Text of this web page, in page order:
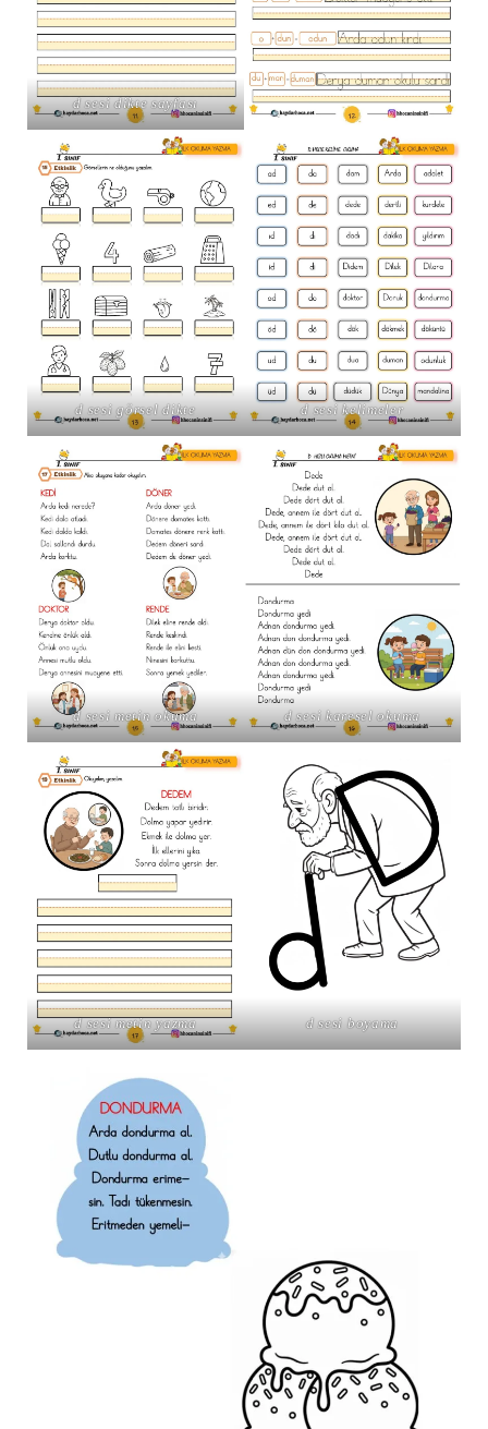
d sesi dikte sayfası
d sesi görsel dikte d sesi kelimeler
d sesi metin okuma d sesi karesel okuma
d sesi metin yazma d sesi boyama